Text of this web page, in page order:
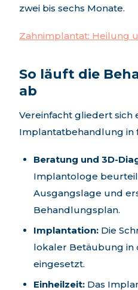
zwei bis sechs Monate.
Zahnimplantat: Heilung
So läuft die
ab
Vereinfacht gliedert sich
Implantatbehandlung in
Beratung und 3D-
Implantologe
Ausgangslage und
Behandlungsplan.
Implantation: Die
lokaler Betäubung in
eingesetzt.
Einheilzeit: Das